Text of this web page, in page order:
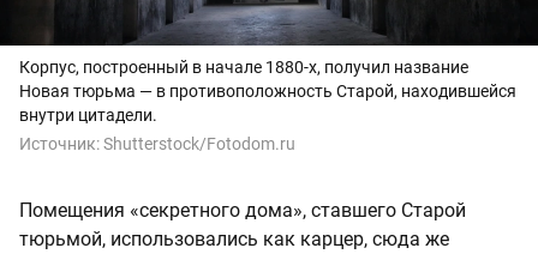
Корпус, построенный в начале 1880-х, получил название
Новая тюрьма — в противоположность Старой, находившейся
внутри цитадели.
Источник:Shutterstock/Fotodom.ru
Помещения «секретного дома», ставшего Старой
тюрьмой, использовались как карцер, сюда же